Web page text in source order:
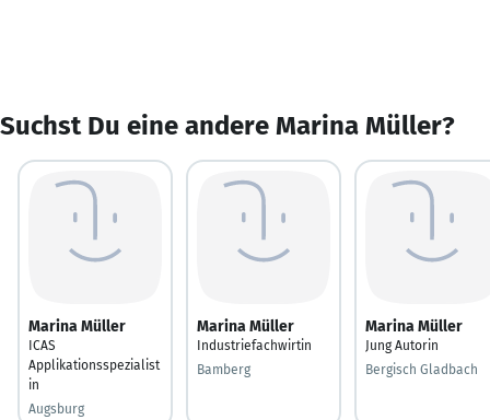
Suchst Du eine andere Marina Müller?
Marina Müller
ICAS
Applikationsspezialist
in
Augsburg
Marina Müller
Industriefachwirtin
Bamberg
Marina Müller
Jung Autorin
Bergisch Gladbach